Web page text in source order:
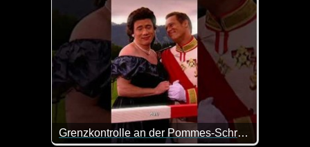
Grenzkontrolle an der Pommes-Schranke